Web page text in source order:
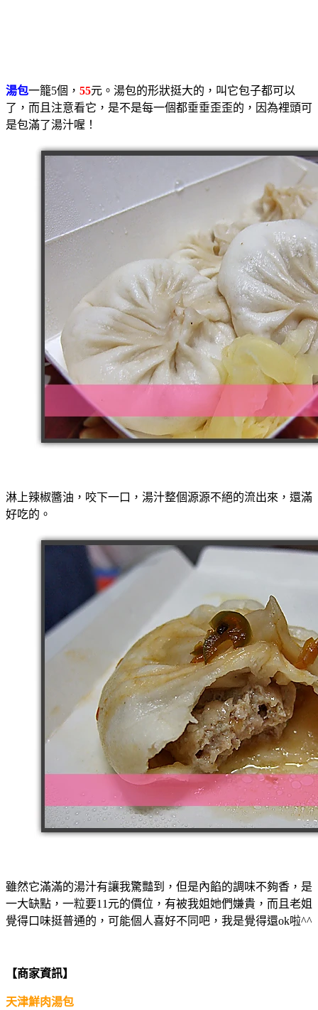
湯包一籠5個， 55元。湯包的形狀挺大的，叫它包子都可以
了，而且注意看它，是不是每一個都垂垂歪歪的，因為裡頭可
是包滿了湯汁喔！
淋上辣椒醬油，咬下一口，湯汁整個源源不絕的流出來，還滿
好吃的。
雖然它滿滿的湯汁有讓我驚豔到，但是內餡的調味不夠香，是
一大缺點，一粒要11元的價位，有被我姐她們嫌貴，而且老姐
覺得口味挺普通的，可能個人喜好不同吧，我是覺得還ok啦^^
【商家資訊】
天津鮮肉湯包